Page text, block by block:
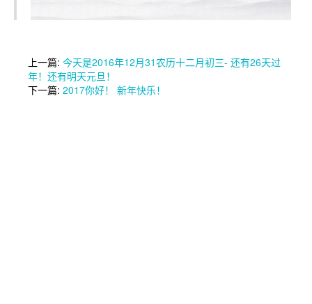
上一篇: 今天是2016年12月31农历十二月初三- 还有26天过
年！还有明天元旦！
下一篇: 2017你好！ 新年快乐！